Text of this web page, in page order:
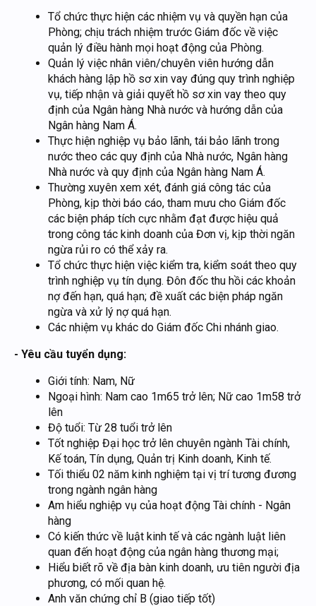
Tổ chức thực hiện các nhiệm vụ và quyền hạn của
Phòng; chịu trách nhiệm trước Giám đốc về việc
quản lý điều hành mọi hoạt động của Phòng.
Quản lý việc nhân viên/chuyên viên hướng dẫn
khách hàng lập hồ sơ xin vay đúng quy trình nghiệp
vụ, tiếp nhận và giải quyết hồ sơ xin vay theo quy
định của Ngân hàng Nhà nước và hướng dẫn của
Ngân hàng Nam Á.
Thực hiện nghiệp vụ bảo lãnh, tái bảo lãnh trong
nước theo các quy định của Nhà nước, Ngân hàng
Nhà nước và quy định của Ngân hàng Nam Á.
Thường xuyên xem xét, đánh giá công tác của
Phòng, kịp thời báo cáo, tham mưu cho Giám đốc
các biện pháp tích cực nhằm đạt được hiệu quả
trong công tác kinh doanh của Đơn vị, kịp thời ngăn
ngừa rủi ro có thể xảy ra.
Tổ chức thực hiện việc kiểm tra, kiểm soát theo quy
trình nghiệp vụ tín dụng. Đôn đốc thu hồi các khoản
nợ đến hạn, quá hạn; đề xuất các biện pháp ngăn
ngừa và xử lý nợ quá hạn.
Các nhiệm vụ khác do Giám đốc Chi nhánh giao.
- Yêu cầu tuyển dụng:
Giới tính: Nam, Nữ
Ngoại hình: Nam cao 1m65 trở lên; Nữ cao 1m58 trở
lên
Độ tuổi: Từ 28 tuổi trở lên
Tốt nghiệp Đại học trở lên chuyên ngành Tài chính,
Kế toán, Tín dụng, Quản trị Kinh doanh, Kinh tế.
Tối thiểu 02 năm kinh nghiệm tại vị trí tương đương
trong ngành ngân hàng
Am hiểu nghiệp vụ của hoạt động Tài chính - Ngân
hàng
Có kiến thức về luật kinh tế và các ngành luật liên
quan đến hoạt động của ngân hàng thương mại;
Hiểu biết rõ về địa bàn kinh doanh, ưu tiên người địa
phương, có mối quan hệ.
Anh văn chứng chỉ B (giao tiếp tốt)